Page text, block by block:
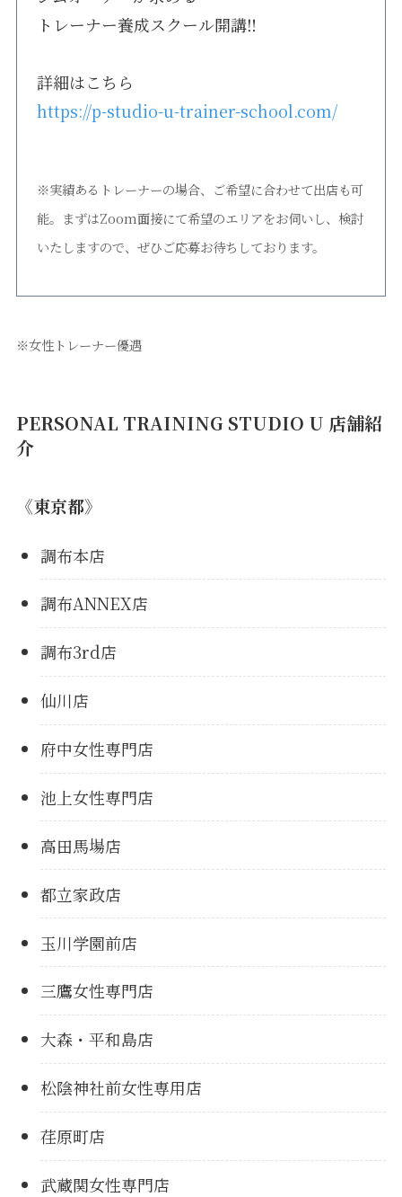
トレーナー養成スクール開講‼
詳細はこちら
https://p-studio-u-trainer-school.com/
※実績あるトレーナーの場合、ご希望に合わせて出店も可
能。まずはZoom面接にて希望のエリアをお伺いし、検討
いたしますので、ぜひご応募お待ちしております。
※女性トレーナー優遇
PERSONAL TRAINING STUDIO U 店舗紹
介
《東京都》
調布本店
調布ANNEX店
調布3rd店
仙川店
府中女性専門店
池上女性専門店
高田馬場店
都立家政店
玉川学園前店
三鷹女性専門店
大森・平和島店
松陰神社前女性専用店
荏原町店
武蔵関女性専門店